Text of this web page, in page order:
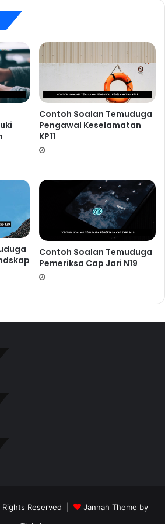
R yang memenuhi ketaksamaan
dengan?
adalah jujukan nombor mengikut
Contoh Soalan Temuduga
Pengawal Keselamatan
KP11
Contoh Soalan Temuduga
Pemeriksa Cap Jari N19
Reserved |
Jannah Theme by